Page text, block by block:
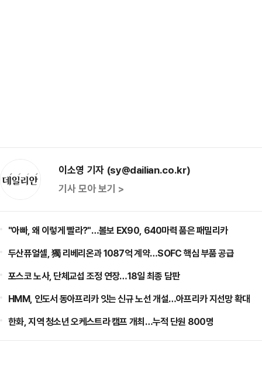
이소영 기자 (sy@dailian.co.kr)
기사 모아 보기 >
"아빠, 왜 이렇게 빨라?"…볼보 EX90, 640마력 품은 패밀리카
두산퓨얼셀, 獨 리베리온과 1087억 계약…SOFC 핵심 부품 공급
포스코 노사, 단체교섭 조정 연장…18일 최종 담판
HMM, 인도서 동아프리카 잇는 신규 노선 개설…아프리카 지선망 확대
한화, 지역 청소년 오케스트라 캠프 개최…누적 단원 800명